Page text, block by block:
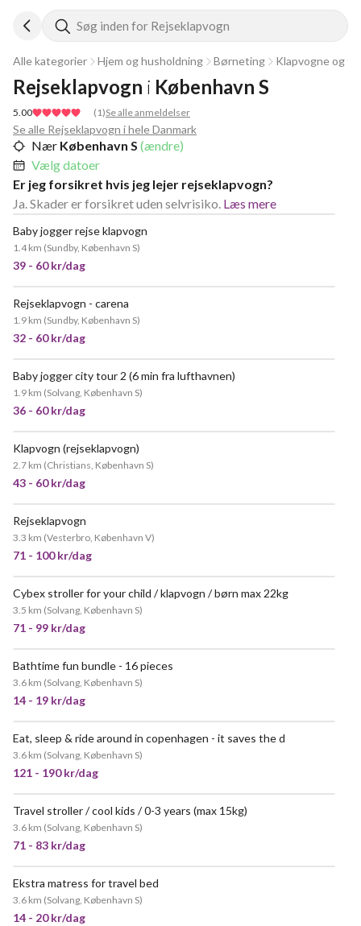
Søg inden for Rejseklapvogn
Alle kategorier Hjem og husholdning Børneting Klapvogne og
5.00 ( 1)Se alle anmeldelser
Rejseklapvogn i København S
Se alle Rejseklapvogn i hele Danmark
Nær København S (ændre)
Vælg datoer
Er jeg forsikret hvis jeg lejer rejseklapvogn?
Ja. Skader er forsikret uden selvrisiko. Læs mere
Baby jogger rejse klapvogn
1.4 km (Sundby, København S)
39 - 60 kr/dag
Rejseklapvogn - carena
1.9 km (Sundby, København S)
32 - 60 kr/dag
Baby jogger city tour 2 (6 min fra lufthavnen)
1.9 km (Solvang, København S)
36 - 60 kr/dag
Klapvogn (rejseklapvogn)
2.7 km (Christians, København S)
43 - 60 kr/dag
Rejseklapvogn
3.3 km (Vesterbro, København V)
71 - 100 kr/dag
Cybex stroller for your child / klapvogn / børn max 22kg
3.5 km (Solvang, København S)
71 - 99 kr/dag
Bathtime fun bundle - 16 pieces
3.6 km (Solvang, København S)
14 - 19 kr/dag
Eat, sleep & ride around in copenhagen - it saves the d
3.6 km (Solvang, København S)
121 - 190 kr/dag
Travel stroller / cool kids / 0-3 years (max 15kg)
3.6 km (Solvang, København S)
71 - 83 kr/dag
Ekstra matress for travel bed
3.6 km (Solvang, København S)
14 - 20 kr/dag